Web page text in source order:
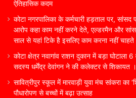
ऐतिहासिक कदम
कोटा नगरपालिका के कर्मचारी हड़ताल पर, सांसद
आरोप कहा काम नहीं करने देते, एल्डरमैन और
साल से यहां टिके है इसलिए काम करना नहीं चाहते
कोटा क्षेत्र नवागांव राशन दुकान में बड़ा घोटाला
सदस्य धर्मेंद्र देवांगन ने की कलेक्टर से शिकायत ।
सावित्रीपुर स्कूल में मारवाड़ी युवा मंच सांकरा का
पौधारोपण से बच्चों में बढ़ा उत्साह